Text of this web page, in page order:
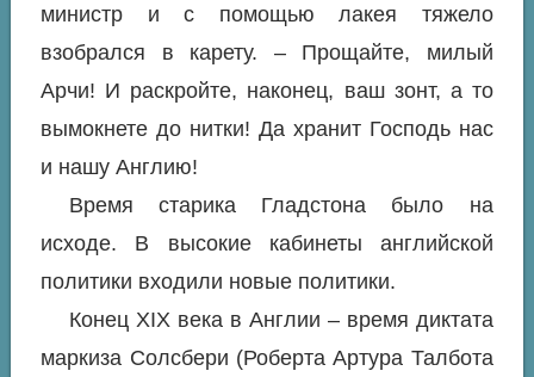
министр и с помощью лакея тяжело
взобрался в карету. – Прощайте, милый
Арчи! И раскройте, наконец, ваш зонт, а то
вымокнете до нитки! Да хранит Господь нас
и нашу Англию!
Время старика Гладстона было на
исходе. В высокие кабинеты английской
политики входили новые политики.
Конец XIX века в Англии – время диктата
маркиза Солсбери (Роберта Артура Талбота